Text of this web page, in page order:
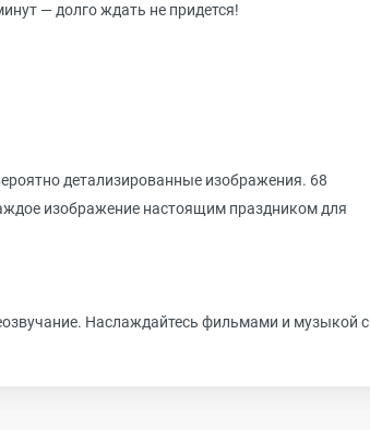
— долго ждать не придется!
детализированные изображения. 68
изображение настоящим праздником для
Наслаждайтесь фильмами и музыкой с